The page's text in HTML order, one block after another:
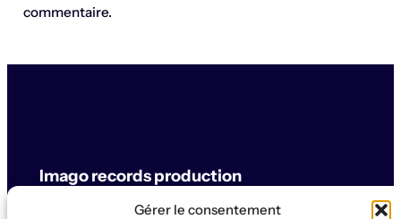
Gérer le consentement
commentaire.
Imago records production